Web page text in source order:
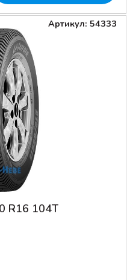
Артикул: 54333
R16 104T